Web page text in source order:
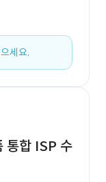
세요.
통합 ISP 수